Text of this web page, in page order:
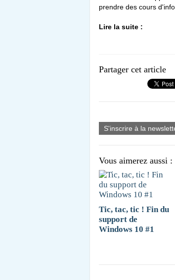
prendre des cours
Lire la suite :
Partager cet article
S'inscrire à la
Vous aimerez aussi :
Tic, tac, tic ! Fin du
support de
Windows 10 #1